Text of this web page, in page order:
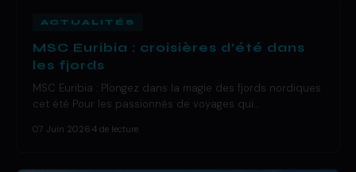
ACTUALITÉS
MSC Euribia : croisières d’été dans
les fjords
MSC Euribia : Plongez dans la magie des fjords nordiques
cet été Pour les passionnés de voyages qui…
07 Juin 2026 4 de lecture